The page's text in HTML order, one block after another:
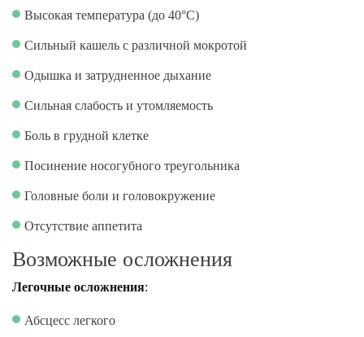
Высокая температура (до 40°C)
Сильный кашель с различной мокротой
Одышка и затрудненное дыхание
Сильная слабость и утомляемость
Боль в грудной клетке
Посинение носогубного треугольника
Головные боли и головокружение
Отсутствие аппетита
Возможные осложнения
Легочные осложнения:
Абсцесс легкого